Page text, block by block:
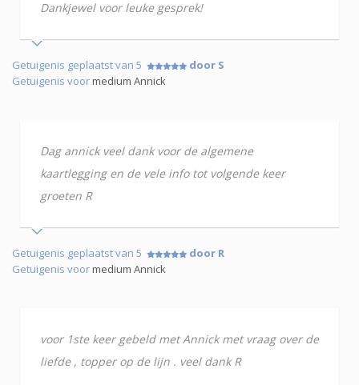
Dankjewel voor leuke gesprek!
Getuigenis geplaatst van 5
door S
Getuigenis voormedium Annick
Dag annick veel dank voor de algemene
kaartlegging en de vele info tot volgende keer
groeten R
Getuigenis geplaatst van 5
door R
Getuigenis voormedium Annick
voor 1ste keer gebeld met Annick met vraag over de
liefde , topper op de lijn . veel dank R